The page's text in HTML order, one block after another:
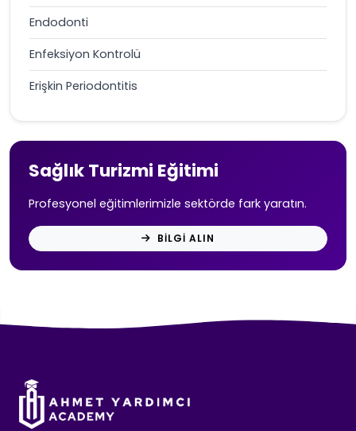
Endodonti
Enfeksiyon Kontrolü
Erişkin Periodontitis
Sağlık Turizmi Eğitimi
Profesyonel eğitimlerimizle sektörde fark yaratın.
BILGI ALIN